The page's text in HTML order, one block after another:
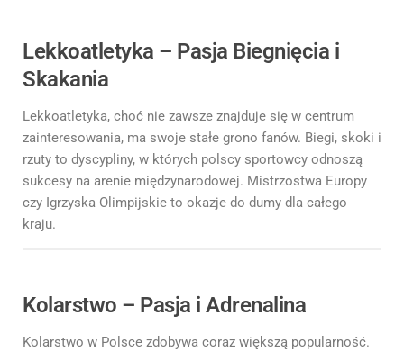
Lekkoatletyka – Pasja Biegnięcia i
Skakania
Lekkoatletyka, choć nie zawsze znajduje się w centrum
zainteresowania, ma swoje stałe grono fanów. Biegi, skoki i
rzuty to dyscypliny, w których polscy sportowcy odnoszą
sukcesy na arenie międzynarodowej. Mistrzostwa Europy
czy Igrzyska Olimpijskie to okazje do dumy dla całego
kraju.
Kolarstwo – Pasja i Adrenalina
Kolarstwo w Polsce zdobywa coraz większą popularność.